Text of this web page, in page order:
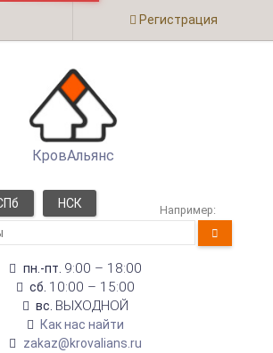
Регистрация
КровАльянс
НСК Например:
пн.-пт. 9:00 – 18:00
сб. 10:00 – 15:00
вс. ВЫХОДНОЙ
Как нас найти
zakaz@krovalians.ru